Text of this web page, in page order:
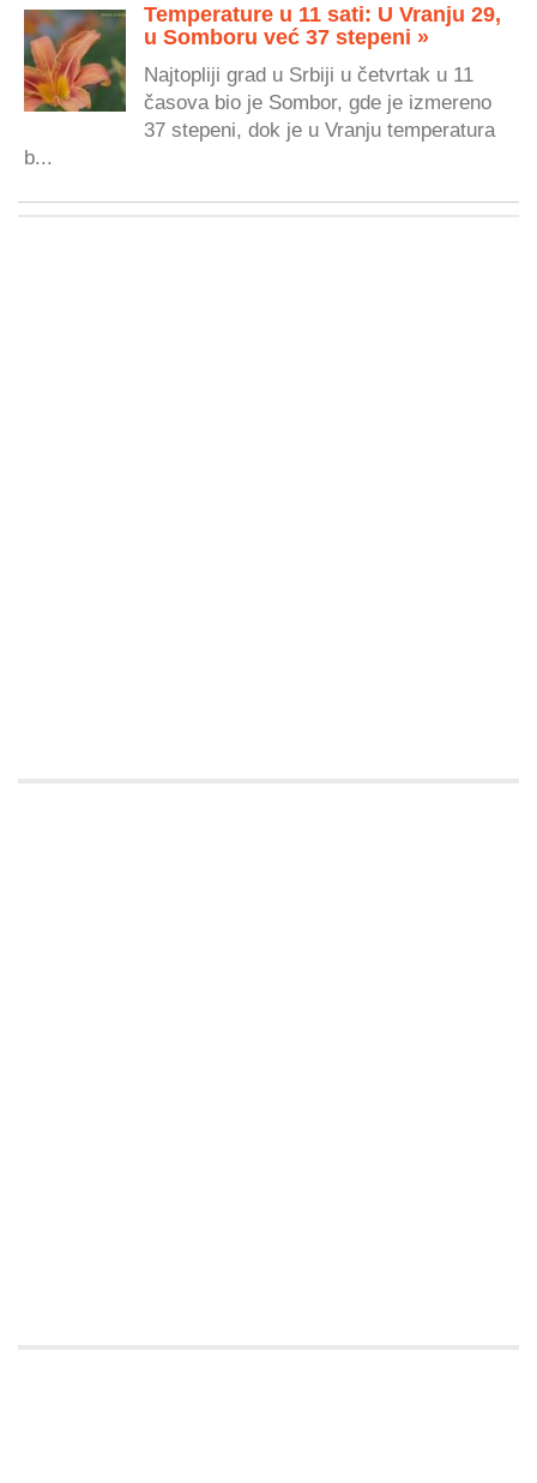
Temperature u 11 sati: U Vranju 29,
u Somboru već 37 stepeni »
Najtopliji grad u Srbiji u četvrtak u 11
časova bio je Sombor, gde je izmereno
37 stepeni, dok je u Vranju temperatura
b...